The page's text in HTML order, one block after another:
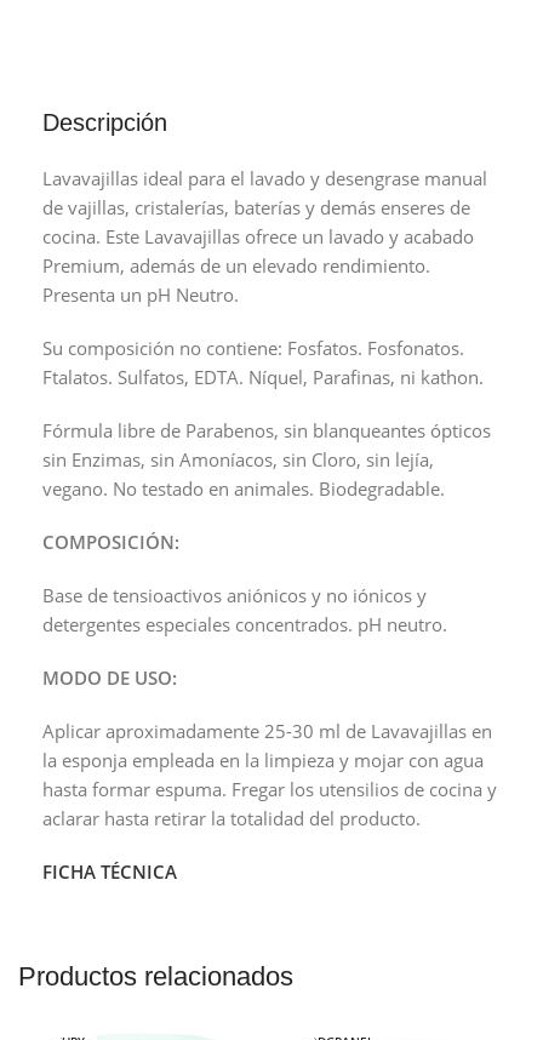
Descripción
Lavavajillas ideal para el lavado y desengrase manual
de vajillas, cristalerías, baterías y demás enseres de
cocina. Este Lavavajillas ofrece un lavado y acabado
Premium, además de un elevado rendimiento.
Presenta un pH Neutro.
Su composición no contiene: Fosfatos. Fosfonatos.
Ftalatos. Sulfatos, EDTA. Níquel, Parafinas, ni kathon.
Fórmula libre de Parabenos, sin blanqueantes ópticos
sin Enzimas, sin Amoníacos, sin Cloro, sin lejía,
vegano. No testado en animales. Biodegradable.
COMPOSICIÓN:
Base de tensioactivos aniónicos y no iónicos y
detergentes especiales concentrados. pH neutro.
MODO DE USO:
Aplicar aproximadamente 25-30 ml de Lavavajillas en
la esponja empleada en la limpieza y mojar con agua
hasta formar espuma. Fregar los utensilios de cocina y
aclarar hasta retirar la totalidad del producto.
FICHA TÉCNICA
Productos relacionados